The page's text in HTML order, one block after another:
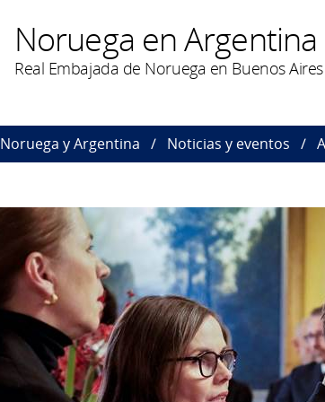
Noruega en Argentina
Real Embajada de Noruega en Buenos Aires
Noruega y Argentina Noticias y eventos